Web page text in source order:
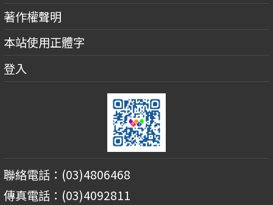
著作權聲明
本站使用正體字
登入
聯絡電話：(03)4806468
傳真電話：(03)4092811